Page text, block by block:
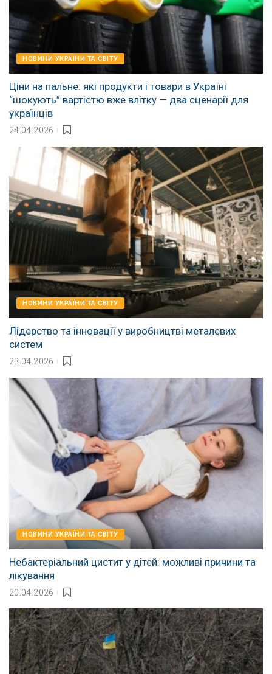
НОВИНИ УКРАЇНИ ТА СВІТУ
Ціни на пальне: які продукти і товари в Україні
“шокують” вартістю вже влітку — два сценарії для
українців
24.04.2026
НОВИНИ УКРАЇНИ ТА СВІТУ
Лідерство та інновації у виробництві металевих
систем
23.04.2026
НОВИНИ УКРАЇНИ ТА СВІТУ
Небактеріальний цистит у дітей: можливі причини та
лікування
20.04.2026